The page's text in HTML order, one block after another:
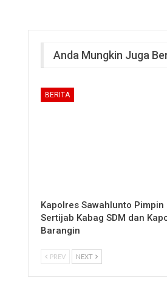
Anda Mungkin Juga
BERITA
Kapolres Sawahlunto Pimpin
Sertijab Kabag SDM dan
Barangin
PREV NEXT